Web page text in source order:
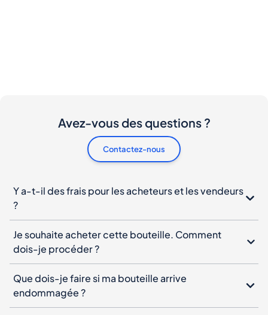
Avez-vous des questions ?
Contactez-nous
Y a-t-il des frais pour les acheteurs et les vendeurs
?
Je souhaite acheter cette bouteille. Comment
dois-je procéder ?
Que dois-je faire si ma bouteille arrive
endommagée ?